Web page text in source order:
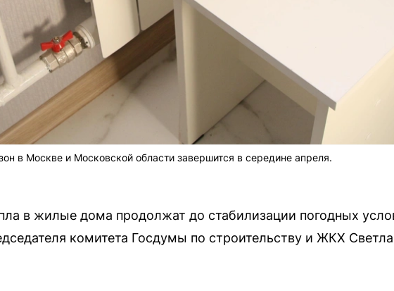
в Москве и Московской области завершится в середине апреля.
в жилые дома продолжат до стабилизации погодных
комитета Госдумы по строительству и ЖКХ